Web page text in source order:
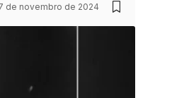
de novembro de 2024